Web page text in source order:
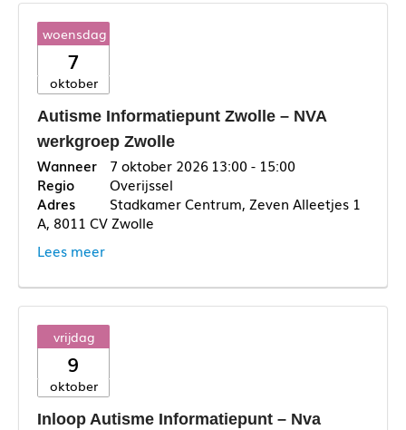
woensdag
7
oktober
Autisme Informatiepunt Zwolle – NVA
werkgroep Zwolle
7 oktober 2026 13:00 - 15:00
Overijssel
Stadkamer Centrum, Zeven Alleetjes 1
A, 8011 CV Zwolle
Lees meer
vrijdag
9
oktober
Inloop Autisme Informatiepunt – Nva